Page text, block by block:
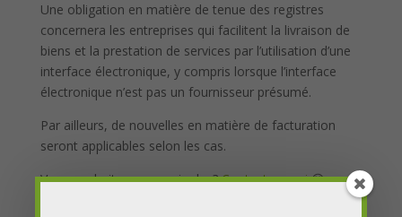
Une obligation en matière de tenue des registres
concernera les entreprises qui facilitent la livraison de
biens et la prestation de services par l’utilisation d’une
interface électronique, y compris lorsque l’interface
électronique n’est pas un fournisseur présumé.
Par ailleurs, de nouvelles en matière de facturation
seront applicables selon les cas.
Vous souhaitez en savoir plus?Contactez-moi😊